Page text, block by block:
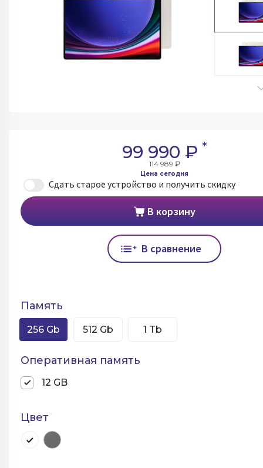
Память
256 Gb 512 Gb 1 Tb
Оперативная память
12 GB
Цвет
99 990 ₽ *
114 989 ₽
Цена сегодня
Сдать старое устройство и получить скидку
В корзину
В сравнение